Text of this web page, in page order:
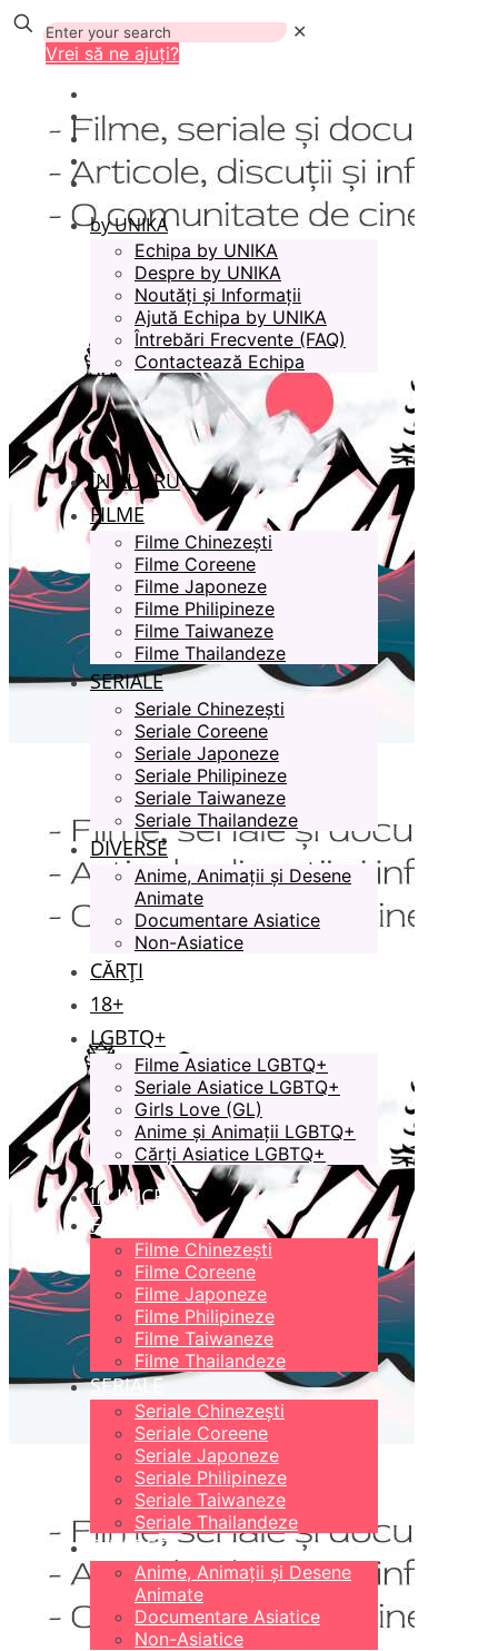
✕
Vrei să ne ajuți?
by UNIKA
Echipa by UNIKA
Despre by UNIKA
Noutăți și Informații
Ajută Echipa by UNIKA
Întrebări Frecvente (FAQ)
Contactează Echipa
ÎN LUCRU
FILME
Filme Chinezești
Filme Coreene
Filme Japoneze
Filme Philipineze
Filme Taiwaneze
Filme Thailandeze
SERIALE
Seriale Chinezești
Seriale Coreene
Seriale Japoneze
Seriale Philipineze
Seriale Taiwaneze
Seriale Thailandeze
DIVERSE
Anime, Animații și Desene
Animate
Documentare Asiatice
Non-Asiatice
CĂRȚI
18+
LGBTQ+
Filme Asiatice LGBTQ+
Seriale Asiatice LGBTQ+
Girls Love (GL)
Anime și Animații LGBTQ+
Cărți Asiatice LGBTQ+
ÎN LUCRU
FILME
Filme Chinezești
Filme Coreene
Filme Japoneze
Filme Philipineze
Filme Taiwaneze
Filme Thailandeze
SERIALE
Seriale Chinezești
Seriale Coreene
Seriale Japoneze
Seriale Philipineze
Seriale Taiwaneze
Seriale Thailandeze
DIVERSE
Anime, Animații și Desene
Animate
Documentare Asiatice
Non-Asiatice